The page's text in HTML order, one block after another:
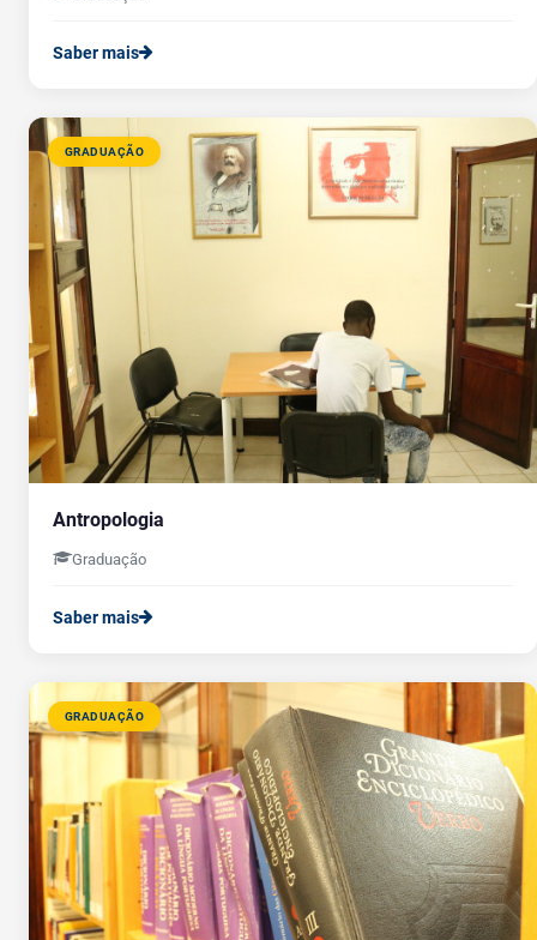
Saber mais
GRADUAÇÃO
Antropologia
Graduação
Saber mais
GRADUAÇÃO